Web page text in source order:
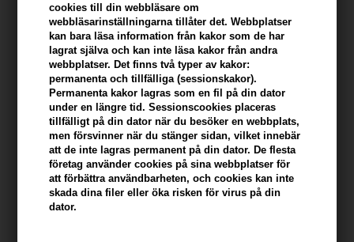
cookies till din webbläsare om
webbläsarinställningarna tillåter det. Webbplatser
kan bara läsa information från kakor som de har
lagrat själva och kan inte läsa kakor från andra
webbplatser. Det finns två typer av kakor:
permanenta och tillfälliga (sessionskakor).
Permanenta kakor lagras som en fil på din dator
under en längre tid. Sessionscookies placeras
tillfälligt på din dator när du besöker en webbplats,
men försvinner när du stänger sidan, vilket innebär
att de inte lagras permanent på din dator. De flesta
företag använder cookies på sina webbplatser för
att förbättra användbarheten, och cookies kan inte
skada dina filer eller öka risken för virus på din
dator.
Osmo Resin Extreme Glue 150ml
Varumärken»Osmo Brand:
127,00SEK
Enhetspris ved 2 113,00 SEK Spara 11%